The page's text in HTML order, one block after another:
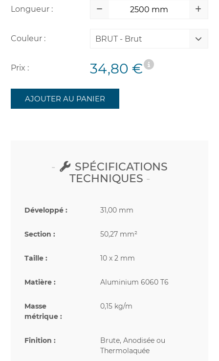
Longueur :
Couleur : BRUT - Brut
Prix : 34,80 €
AJOUTER AU PANIER
SPÉCIFICATIONS
TECHNIQUES
Développé : 31,00 mm
Section : 50,27 mm²
Taille : 10 x 2 mm
Matière : Aluminium 6060 T6
Masse
métrique :
0,15 kg/m
Finition :
Brute, Anodisée ou
Thermolaquée